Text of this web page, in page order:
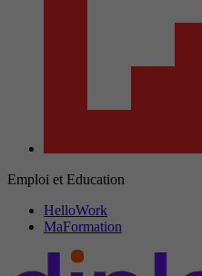
Emploi et Education
HelloWork
MaFormation